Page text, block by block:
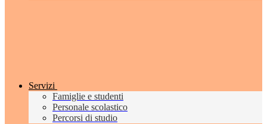
Servizi
Famiglie e studenti
Personale scolastico
Percorsi di studio